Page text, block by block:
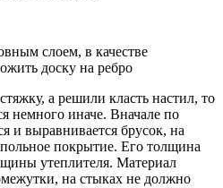
слоем, в качестве
доску на ребро
а решили класть настил, то
немного иначе. Вначале по
и выравнивается брусок, на
покрытие. Его толщина
утеплителя. Материал
на стыках не должно